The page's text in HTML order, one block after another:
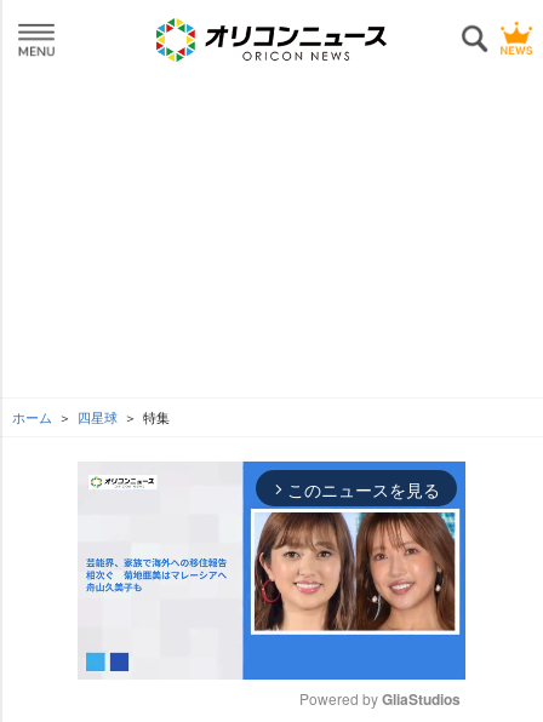
ホーム 四星球 特集
arrow_forward_ios このニュースを見る
Powered by GliaStudios